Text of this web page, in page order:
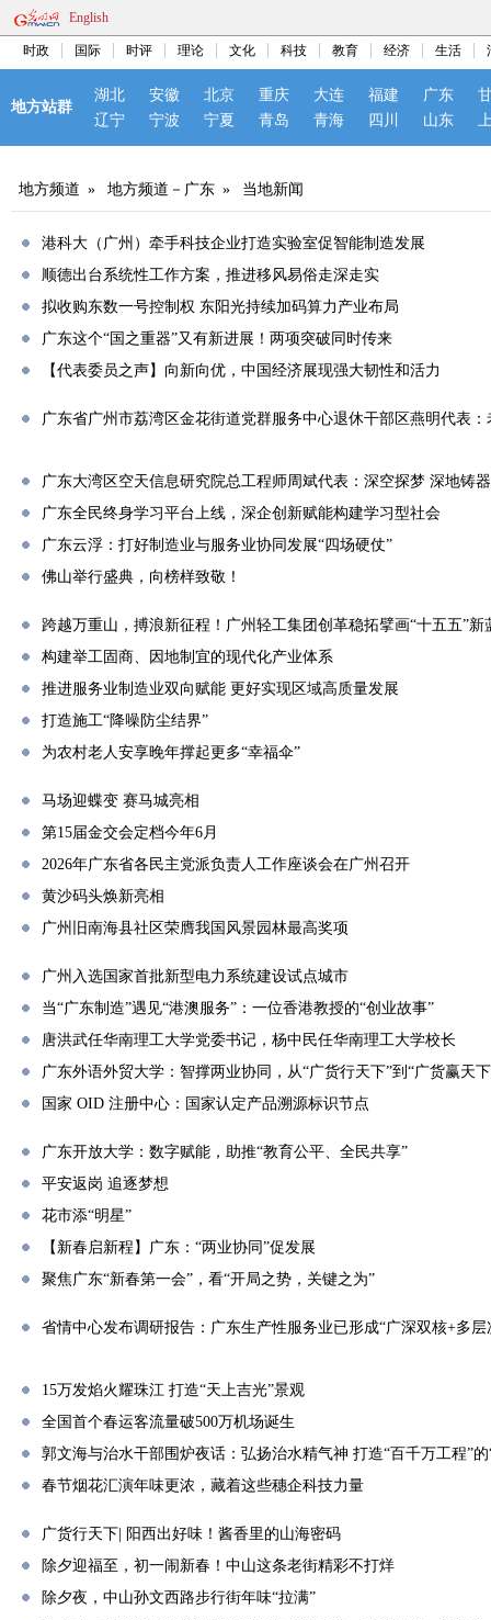
English
时政 国际 时评 理论 文化 科技 教育 经济 生活
地方站群
湖北 安徽 北京 重庆 大连 福建 广东
辽宁
宁波 宁夏 青岛 青海 四川 山东
地方频道 » 地方频道－广东 » 当地新闻
港科大（广州）牵手科技企业打造实验室促智能制造发展
顺德出台系统性工作方案，推进移风易俗走深走实
拟收购东数一号控制权 东阳光持续加码算力产业布局
广东这个“国之重器”又有新进展！两项突破同时传来
【代表委员之声】向新向优，中国经济展现强大韧性和活力
广东省广州市荔湾区金花街道党群服务中心退休干部区燕明代表
广东大湾区空天信息研究院总工程师周斌代表：深空探梦 深地铸器
广东全民终身学习平台上线，深企创新赋能构建学习型社会
广东云浮：打好制造业与服务业协同发展“四场硬仗”
佛山举行盛典，向榜样致敬！
跨越万重山，搏浪新征程！广州轻工集团创革稳拓擘画“十五五”新
构建举工固商、因地制宜的现代化产业体系
推进服务业制造业双向赋能 更好实现区域高质量发展
打造施工“降噪防尘结界”
为农村老人安享晚年撑起更多“幸福伞”
马场迎蝶变 赛马城亮相
第15届金交会定档今年6月
2026年广东省各民主党派负责人工作座谈会在广州召开
黄沙码头焕新亮相
广州旧南海县社区荣膺我国风景园林最高奖项
广州入选国家首批新型电力系统建设试点城市
当“广东制造”遇见“港澳服务”：一位香港教授的“创业故事”
唐洪武任华南理工大学党委书记，杨中民任华南理工大学校长
广东外语外贸大学：智撑两业协同，从“广货行天下”到“广货赢天
国家 OID 注册中心：国家认定产品溯源标识节点
广东开放大学：数字赋能，助推“教育公平、全民共享”
平安返岗 追逐梦想
花市添“明星”
【新春启新程】广东：“两业协同”促发展
聚焦广东“新春第一会”，看“开局之势，关键之为”
省情中心发布调研报告：广东生产性服务业已形成“广深双核+多
15万发焰火耀珠江 打造“天上吉光”景观
全国首个春运客流量破500万机场诞生
郭文海与治水干部围炉夜话：弘扬治水精气神 打造“百千万工程”的
春节烟花汇演年味更浓，藏着这些穗企科技力量
广货行天下| 阳西出好味！酱香里的山海密码
除夕迎福至，初一闹新春！中山这条老街精彩不打烊
除夕夜，中山孙文西路步行街年味“拉满”